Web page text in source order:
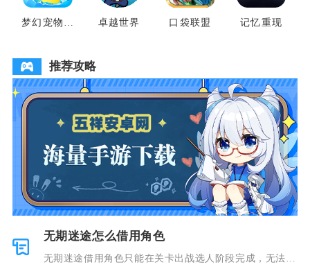
梦幻宠物联
卓越世界 口袋联盟 记忆重现
推荐攻略
无期迷途怎么借用角色
无期迷途借用角色只能在关卡出战选人阶段完成，无法在